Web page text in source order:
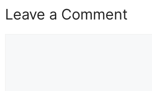
Leave a Comment